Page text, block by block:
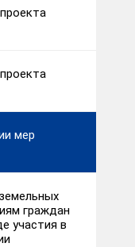
мер
граждан
участия в